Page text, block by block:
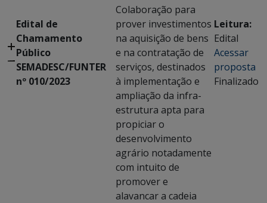
Edital de
Chamamento
Público
SEMADESC/FUNTER
nº 010/2023
Colaboração para
prover investimentos
na aquisição de bens
e na contratação de
serviços, destinados
à implementação e
ampliação da infra-
estrutura apta para
propiciar o
desenvolvimento
agrário notadamente
com intuito de
promover e
alavancar a cadeia
Leitura:
Edital
Acessar
proposta
Finalizado